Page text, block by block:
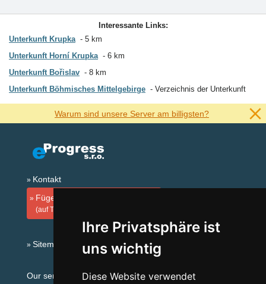
Ihre Privatsphäre ist
uns wichtig
Diese Website verwendet
Interessante Links:
Unterkunft Krupka
5 km
Unterkunft Horní Krupka
6 km
Unterkunft Bořislav
8 km
Unterkunft Böhmisches Mittelgebirge
Verzeichnis der Unterkunft
Warum sind unsere Server am billigsten?
Kontakt
Fügen Sie Ihre Unterkunft hinzu
(auf Tschechisch)
Sitemap
Our servers: